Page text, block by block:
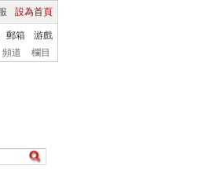
設為首頁
郵箱
游戲
頻道 欄目